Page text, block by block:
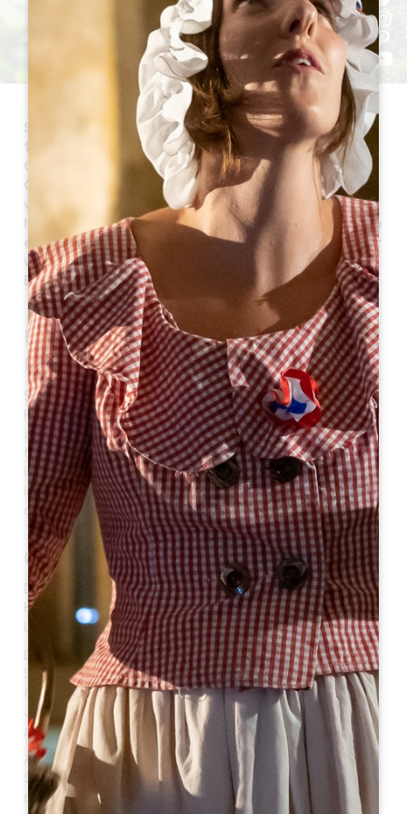
Saint-Sulpice-de-Faleyrens ist eine Stadt, die etwa
10 km entlang der Dordogne liegt und zum Kanton
Coteaux de Dordogne gehört. Sie ist eine von acht
Gemeinden des Gerichtsbezirks Saint-Emilion und
wurde 1999 von der Unesco wegen ihrer
historischen Weinbaulandschaft zum Weltkulturerbe
erklärt. Sie ist 1.817 Hektar groß und liegt 5 Kilometer
von Saint-Emilion entfernt. Die Stadt hat heute 1.379
Einwohner, die Saint-Sulpiciens genannt werden.
EIN BISSCHEN GESCHICHTE
Ursprung des Namens
Saint-Sulpice-de-Faleyrens ist nach dem gleichnamigen
Heiligen benannt und eine Hommage an einen Bischof
aus dem 7. Jahrhundert. Er kommt auch von Faleiro,
faleyre in Okzitanisch, "Farn". Dieser Bezug auf den Farn
ist auf die einst wilden Wälder der Stadt zurückzuführen,
in denen die Pflanze in Hülle und Fülle vorkam und aus
deren Asche die ersten Trinkgläser hergestellt wurden.
Geschichte
Das Vorhandensein eines Menhirs in der Nähe des
Hafens von Pierrefitte zeugt von einer Besiedlung des
Landes seit der Jungsteinzeit vor etwa 4.000 Jahren.
Die Geschichte des Dorfes ist eng mit der des
Schlosses Lescours verbunden, in dem der
französische König Heinrich von Navarra im 16.
Jahrhundert Zuflucht fand. Die Legende besagt, dass
auch Ludwig XIV. dort Zuflucht suchte.
Außerdem wurde der Hafen des Dorfes zum Hafen von
Saint-Emilion, von dem aus Weinfässer über Bordeaux
nach Rom oder London exportiert wurden.